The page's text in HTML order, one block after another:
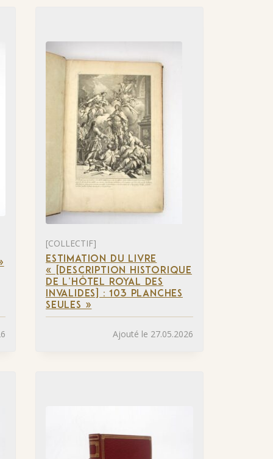
[COLLECTIF]
ESTIMATION DU LIVRE
« [DESCRIPTION HISTORIQUE
DE L’HÔTEL ROYAL DES
INVALIDES] : 103 PLANCHES
SEULES »
Ajouté le 27.05.2026